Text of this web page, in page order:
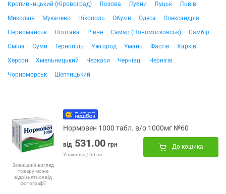
Кропивницький (Кіровоград)
Лозова Лубни Луцьк
Львів
Миколаїв
Мукачево Нікополь Обухів Одеса
Олександрія
Первомайськ
Полтава Рівне Самар (Новомосковськ)
Самбір
Сміла
Суми Тернопіль Ужгород Умань Фастів
Харків
Херсон
Хмельницький Черкаси Чернівці
Чернігів
Чорноморськ
Шептицький
Зовнішній вигляд
товару може
відрізнятися від
фотографії
Нормовен 1000 табл. в/о 1000мг №60
від 531.00 грн
Упаковка / 60 шт.
До кошика